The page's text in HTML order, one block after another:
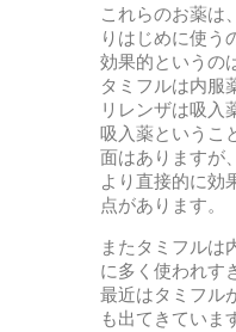
これらのお薬は
りはじめに使う
効果的というの
タミフルは内服
リレンザは吸入
吸入薬というこ
面はありますが、
より直接的に効
点があります。
またタミフルは
に多く使われす
最近はタミフル
も出てきていま